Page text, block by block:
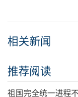
相关新闻
推荐阅读
祖国完全统一进程